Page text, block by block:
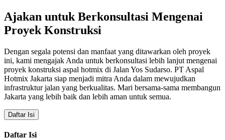
Ajakan untuk Berkonsultasi Mengenai
Proyek Konstruksi
Dengan segala potensi dan manfaat yang ditawarkan oleh proyek
ini, kami mengajak Anda untuk berkonsultasi lebih lanjut mengenai
proyek konstruksi aspal hotmix di Jalan Yos Sudarso. PT Aspal
Hotmix Jakarta siap menjadi mitra Anda dalam mewujudkan
infrastruktur jalan yang berkualitas. Mari bersama-sama membangun
Jakarta yang lebih baik dan lebih aman untuk semua.
Daftar Isi
Daftar Isi